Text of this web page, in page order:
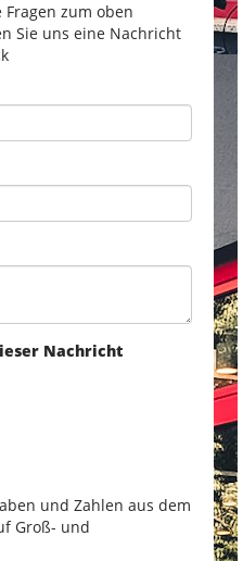
zum oben
Sie uns eine Nachricht
Nachricht
und Zahlen aus dem
Groß- und